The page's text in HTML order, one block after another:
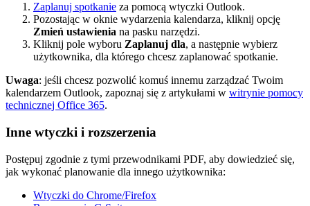
Zaplanuj spotkanie za pomocą wtyczki Outlook.
Pozostając w oknie wydarzenia kalendarza, kliknij opcję
Zmień ustawienia na pasku narzędzi.
Kliknij pole wyboru Zaplanuj dla, a następnie wybierz
użytkownika, dla którego chcesz zaplanować spotkanie.
Uwaga: jeśli chcesz pozwolić komuś innemu zarządzać Twoim
kalendarzem Outlook, zapoznaj się z artykułami w witrynie pomocy
technicznej Office 365.
Inne wtyczki i rozszerzenia
Postępuj zgodnie z tymi przewodnikami PDF, aby dowiedzieć się,
jak wykonać planowanie dla innego użytkownika:
Wtyczki do Chrome/Firefox